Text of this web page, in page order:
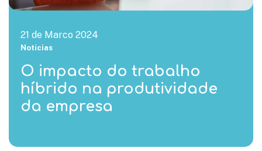
21 de Marco 2024
Notícias
O impacto do trabalho
híbrido na produtividade
da empresa